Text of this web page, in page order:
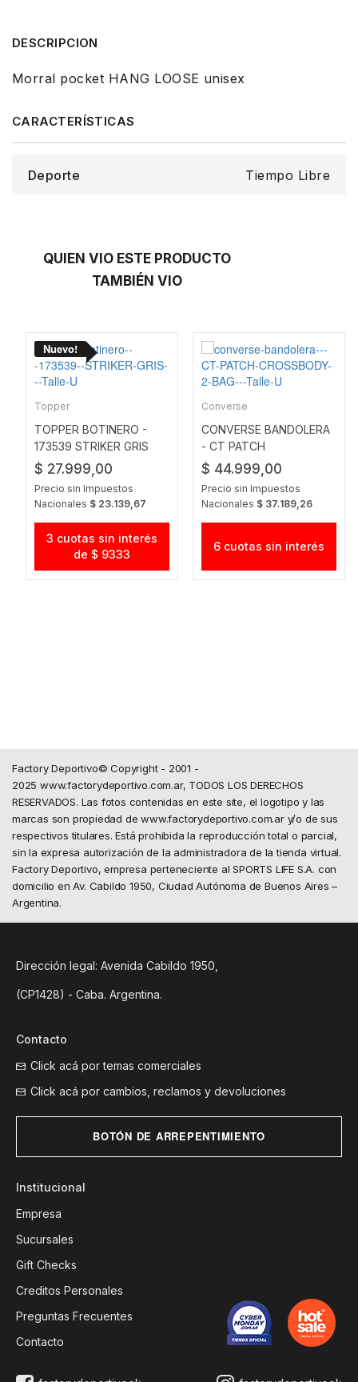
DESCRIPCION
Morral pocket HANG LOOSE unisex
Deporte Tiempo Libre
QUIEN VIO ESTE PRODUCTO
TAMBIÉN VIO
Topper
TOPPER BOTINERO -
173539 STRIKER GRIS
$ 27.999,00
Precio sin Impuestos
Nacionales $ 23.139,67
3 cuotas sin interés
de $ 9333
Converse
CONVERSE BANDOLERA
- CT PATCH
CROSSBODY 2 BAG
$ 44.999,00
Precio sin Impuestos
Nacionales $ 37.189,26
6 cuotas sin interés
Factory Deportivo© Copyright - 2001 -
2025 www.factorydeportivo.com.ar, TODOS LOS DERECHOS
RESERVADOS. Las fotos contenidas en este site, el logotipo y las
marcas son propiedad de www.factorydeportivo.com.ar y/o de sus
respectivos titulares. Está prohibida la reproducción total o parcial,
sin la expresa autorización de la administradora de la tienda virtual.
Factory Deportivo, empresa perteneciente al SPORTS LIFE S.A. con
domicilio en Av. Cabildo 1950, Ciudad Autónoma de Buenos Aires –
Argentina.
Dirección legal: Avenida Cabildo 1950,
(CP1428) - Caba. Argentina.
Institucional
Empresa
Sucursales
Gift Checks
Creditos Personales
Preguntas Frecuentes
Contacto
Contacto
Click acá por temas comerciales
Click acá por cambios, reclamos y devoluciones
BOTÓN DE ARREPENTIMIENTO